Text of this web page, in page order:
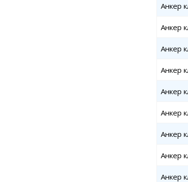
Анкер
Анкер
Анкер
Анкер
Анкер
Анкер
Анкер
Анкер
Анкер